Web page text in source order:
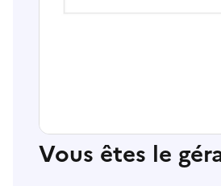
Vous êtes le